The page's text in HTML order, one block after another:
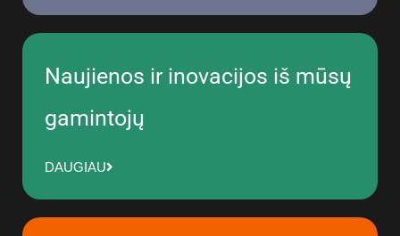
Naujienos ir inovacijos iš mūsų
gamintojų
DAUGIAU